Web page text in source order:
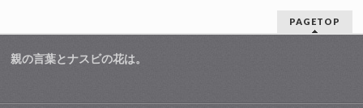
PAGETOP
親の言葉とナスビの花は。